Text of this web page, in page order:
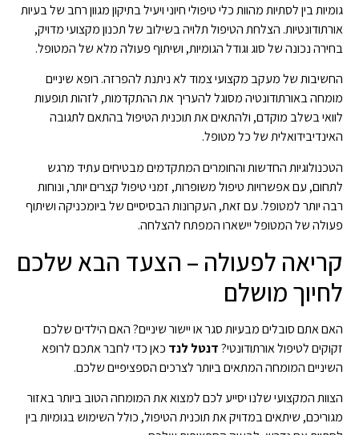
גומיות בין לסתיות מהוות כלי טיפולי חיוני ויעיל בתיקון מגוון רחב של בעיות
אורתודונטיות. הצלחת הטיפול תלויה בשילוב של תכנון מקצועי מדויק,
בחירה נכונה של סוג וגודל הגומיות, ושיתוף פעולה מלא של המטופל.
החשיבות של מעקב מקצועי צמוד לא ניתנת להפרזה. רופא שיניים
מומחה באורתודונטיה מסוגל להעריך את ההתקדמות, לזהות תופעות
לוואי בשלב מוקדם, ולהתאים את תוכנית הטיפול בהתאם לתגובה
האינדיבידואלית של כל מטופל.
הטכנולוגיות החדשות והחומרים המתקדמים מבטיחים עתיד מרגש
לתחום, עם אפשרויות טיפול משופרות, זמני טיפול קצרים יותר, ונוחות
רבה יותר למטופל. עם זאת, העקרונות הבסיסיים של ביומכניקה ושיתוף
פעולה של המטופל יישארו המפתח להצלחה.
קריאה לפעולה – הצעד הבא שלכם
לחיוך מושלם
האם אתם סובלים מבעיות סגר או יישור שיניים? האם הילדים שלכם
זקוקים לטיפול אורתודונטי?דנטל לנד כאן כדי לחבר אתכם לרופא
השיניים המומחה המתאים ביותר לצרכים הספציפיים שלכם.
הצוות המקצועי שלנו יסייע לכם למצוא את המומחה הטוב ביותר באזור
מגוריכם, שיתאים במדויק את תוכנית הטיפול, כולל השימוש בגומיות בין